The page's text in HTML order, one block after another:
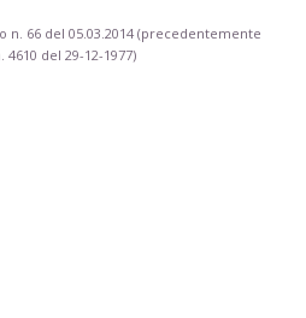
n. 66 del 05.03.2014 (precedentemente
del 29-12-1977)